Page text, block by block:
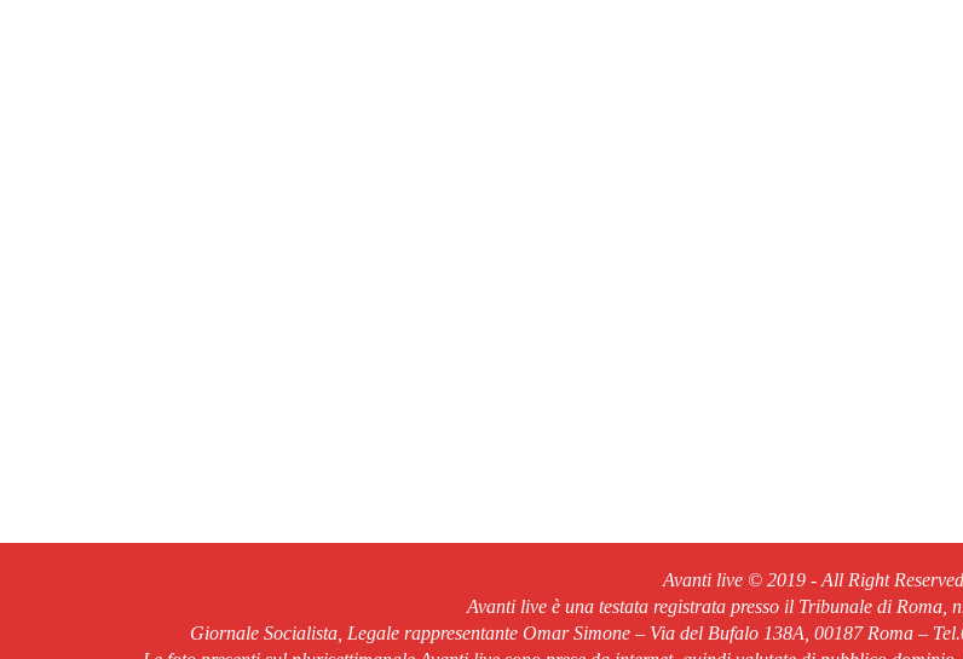
Avanti live © 2019 - All Right Reserved
Avanti live è una testata registrata presso il Tribunale di Roma,
Giornale Socialista, Legale rappresentante Omar Simone – Via del Bufalo 138A, 00187 Roma –